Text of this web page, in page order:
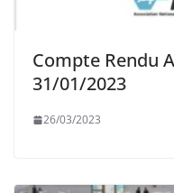
Compte Rendu
31/01/2023
26/03/2023